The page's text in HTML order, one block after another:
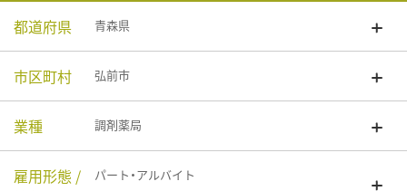
都道府県 青森県
市区町村 弘前市
業種 調剤薬局
雇用形態 /
パート・アルバイト